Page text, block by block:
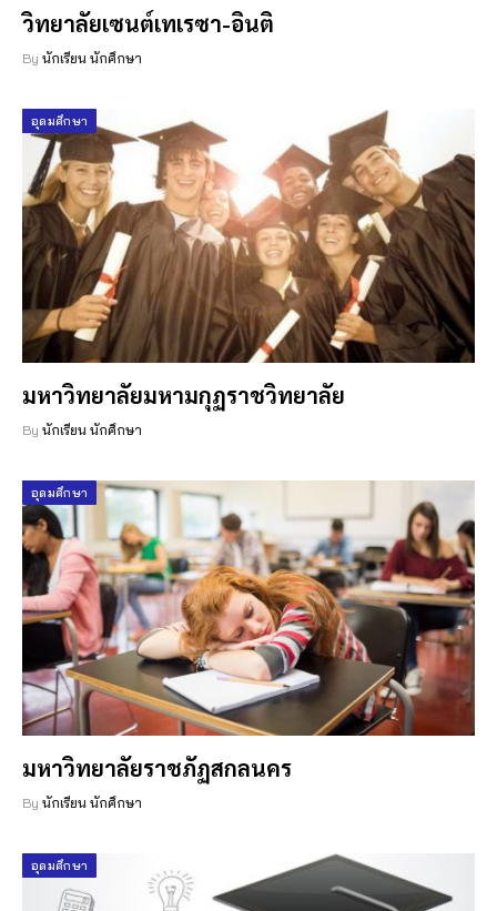
วิทยาลัยเซนต์เทเรซา-อินติ
By นักเรียน นักศึกษา
อุดมศึกษา
มหาวิทยาลัยมหามกุฏราชวิทยาลัย
By นักเรียน นักศึกษา
อุดมศึกษา
มหาวิทยาลัยราชภัฏสกลนคร
By นักเรียน นักศึกษา
อุดมศึกษา